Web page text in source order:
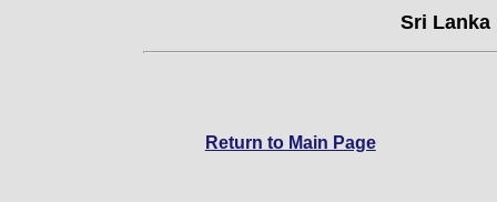
Sri Lanka
Return to Main Page